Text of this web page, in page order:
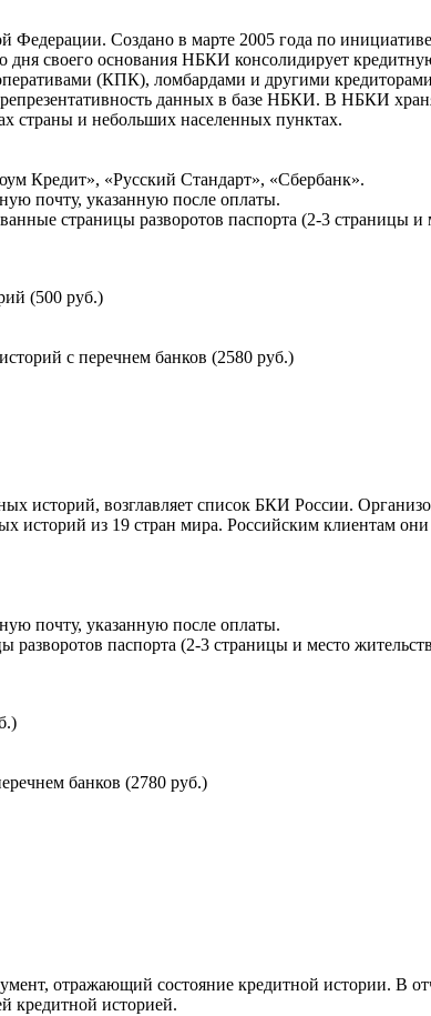
Создано в марте 2005 года по
дня своего основания НБКИ консолидирует
(КПК), ломбардами и другими
данных в базе НБКИ. В НБКИ
страны и небольших населенных пунктах.
Кредит», «Русский Стандарт», «Сбербанк».
почту, указанную после оплаты.
страницы разворотов паспорта (2-3 страницы и
(500 руб.)
с перечнем банков (2580 руб.)
историй, возглавляет список БКИ России.
из 19 стран мира. Российским клиентам
почту, указанную после оплаты.
разворотов паспорта (2-3 страницы и место
банков (2780 руб.)
отражающий состояние кредитной истории. В
кредитной историей.